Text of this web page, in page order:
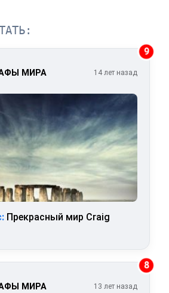
9
МИРА 14 лет назад
Прекрасный мир Craig
8
МИРА 13 лет назад